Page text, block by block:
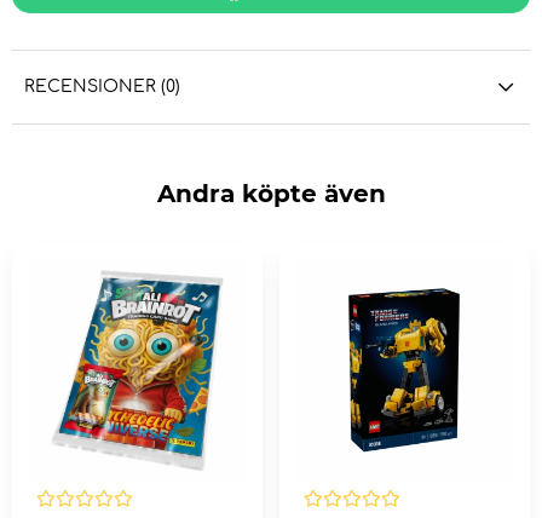
RECENSIONER (0)
Andra köpte även